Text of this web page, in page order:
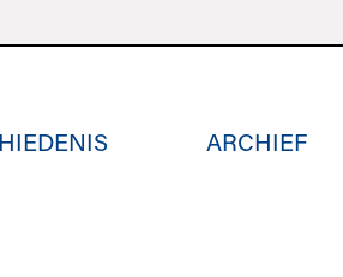
ARCHIEF